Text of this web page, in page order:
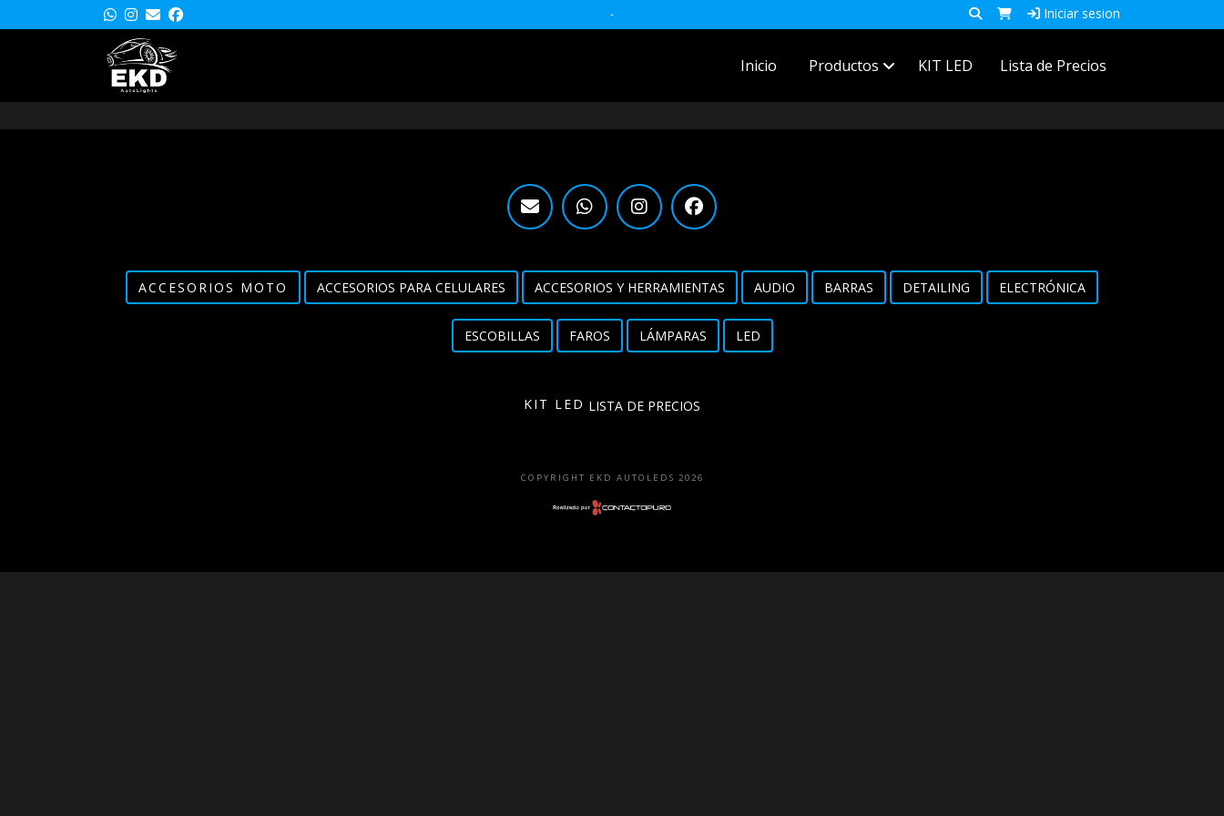
- Iniciar sesion
Inicio Productos
Accesorios y herramientas
Barras
Electrónica
LED
KIT LED Lista de Precios
ACCESORIOS MOTO ACCESORIOS PARA CELULARES ACCESORIOS Y HERRAMIENTAS AUDIO BARRAS DETAILING ELECTRÓNICA
ESCOBILLAS FAROS LÁMPARAS LED
KIT LED LISTA DE PRECIOS
COPYRIGHT EKD AUTOLEDS 2026